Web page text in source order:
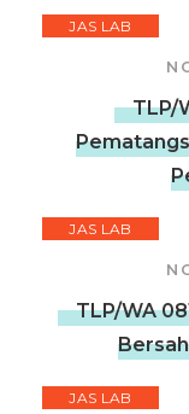
JAS LAB
TLP/
JAS LAB
TLP/WA
JAS LAB